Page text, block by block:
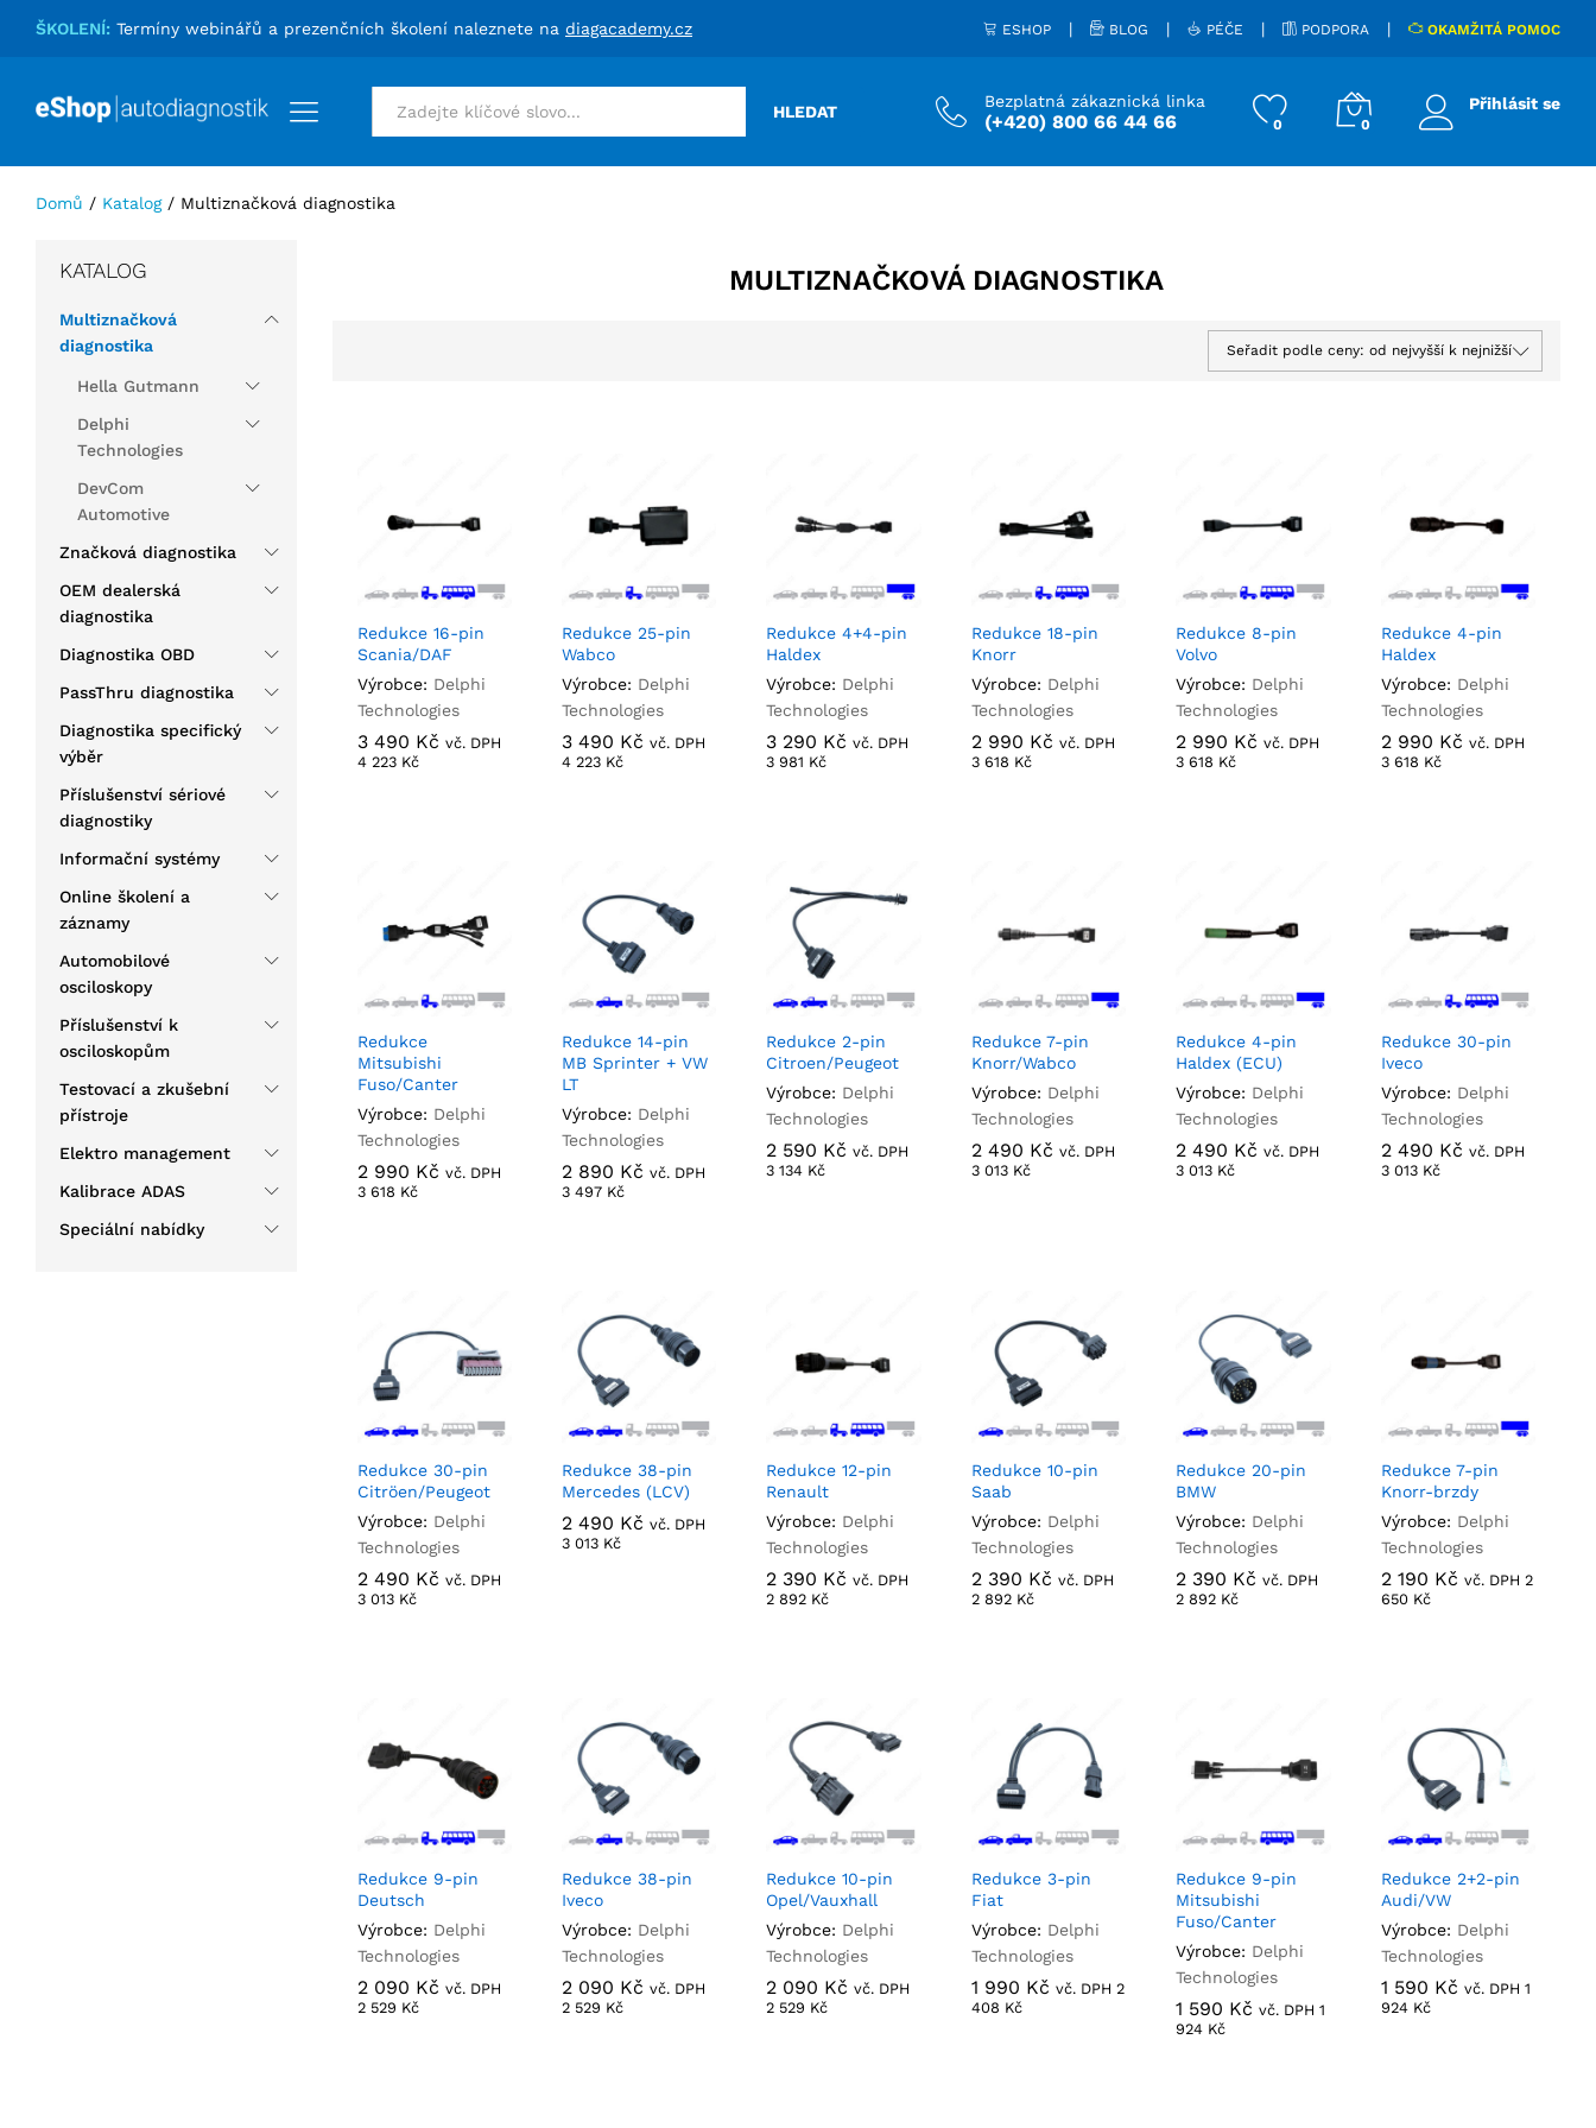
ŠKOLENÍ: Termíny webinářů a prezenčních školení naleznete na diagacademy.cz ESHOP | BLOG | PÉČE | PODPORA | OKAMŽITÁ POMOC
Vše HLEDAT
Bezplatná zákaznická linka
(+420) 800 66 44 66 0 0
Přihlásit se
Domů / Katalog / Multiznačková diagnostika
MULTIZNAČKOVÁ DIAGNOSTIKA
Seřadit podle ceny: od nejvyšší k nejnižší
Redukce 16-pin
Scania/DAF
Výrobce: Delphi
Technologies
3 490 Kč vč. DPH
4 223 Kč
3 490 Kč
4 223 Kč
Redukce 25-pin
Wabco
Výrobce: Delphi
Technologies
3 490 Kč vč. DPH
4 223 Kč
3 490 Kč
4 223 Kč
Redukce 4+4-pin
Haldex
Výrobce: Delphi
Technologies
3 290 Kč vč. DPH
3 981 Kč
3 290 Kč
3 981 Kč
Redukce 18-pin
Knorr
Výrobce: Delphi
Technologies
2 990 Kč vč. DPH
3 618 Kč
2 990 Kč
3 618 Kč
Redukce 8-pin
Volvo
Výrobce: Delphi
Technologies
2 990 Kč vč. DPH
3 618 Kč
2 990 Kč
3 618 Kč
Redukce 4-pin
Haldex
Výrobce: Delphi
Technologies
2 990 Kč vč. DPH
3 618 Kč
2 990 Kč
3 618 Kč
Redukce
Mitsubishi
Fuso/Canter
Výrobce: Delphi
Technologies
2 990 Kč vč. DPH
3 618 Kč
2 990 Kč
3 618 Kč
Redukce 14-pin
MB Sprinter + VW
LT
Výrobce: Delphi
Technologies
2 890 Kč vč. DPH
3 497 Kč
2 890 Kč
3 497 Kč
Redukce 2-pin
Citroen/Peugeot
Výrobce: Delphi
Technologies
2 590 Kč vč. DPH
3 134 Kč
2 590 Kč
3 134 Kč
Redukce 7-pin
Knorr/Wabco
Výrobce: Delphi
Technologies
2 490 Kč vč. DPH
3 013 Kč
2 490 Kč
3 013 Kč
Redukce 4-pin
Haldex (ECU)
Výrobce: Delphi
Technologies
2 490 Kč vč. DPH
3 013 Kč
2 490 Kč
3 013 Kč
Redukce 30-pin
Iveco
Výrobce: Delphi
Technologies
2 490 Kč vč. DPH
3 013 Kč
2 490 Kč
3 013 Kč
Redukce 30-pin
Citröen/Peugeot
Výrobce: Delphi
Technologies
2 490 Kč vč. DPH
3 013 Kč
2 490 Kč
3 013 Kč
Redukce 38-pin
Mercedes (LCV)
2 490 Kč vč. DPH
3 013 Kč
2 490 Kč
3 013 Kč
Redukce 12-pin
Renault
Výrobce: Delphi
Technologies
2 390 Kč vč. DPH
2 892 Kč
2 390 Kč
2 892 Kč
Redukce 10-pin
Saab
Výrobce: Delphi
Technologies
2 390 Kč vč. DPH
2 892 Kč
2 390 Kč
2 892 Kč
Redukce 20-pin
BMW
Výrobce: Delphi
Technologies
2 390 Kč vč. DPH
2 892 Kč
2 390 Kč
2 892 Kč
Redukce 7-pin
Knorr-brzdy
Výrobce: Delphi
Technologies
2 190 Kč vč. DPH 2
650 Kč
2 190 Kč
2
650 Kč
Redukce 9-pin
Deutsch
Výrobce: Delphi
Technologies
2 090 Kč vč. DPH
2 529 Kč
2 090 Kč
2 529 Kč
Redukce 38-pin
Iveco
Výrobce: Delphi
Technologies
2 090 Kč vč. DPH
2 529 Kč
2 090 Kč
2 529 Kč
Redukce 10-pin
Opel/Vauxhall
Výrobce: Delphi
Technologies
2 090 Kč vč. DPH
2 529 Kč
2 090 Kč
2 529 Kč
Redukce 3-pin
Fiat
Výrobce: Delphi
Technologies
1 990 Kč vč. DPH 2
408 Kč
1 990 Kč
2
408 Kč
Redukce 9-pin
Mitsubishi
Fuso/Canter
Výrobce: Delphi
Technologies
1 590 Kč vč. DPH1
924 Kč
1 590 Kč
1
924 Kč
Redukce 2+2-pin
Audi/VW
Výrobce: Delphi
Technologies
1 590 Kč vč. DPH 1
924 Kč
1 590 Kč
1
924 Kč
KATALOG
Multiznačková
diagnostika
Hella Gutmann
Delphi
Technologies
DevCom
Automotive
Značková diagnostika
OEM dealerská
diagnostika
Diagnostika OBD
PassThru diagnostika
Diagnostika specifický
výběr
Příslušenství sériové
diagnostiky
Informační systémy
Online školení a
záznamy
Automobilové
osciloskopy
Příslušenství k
osciloskopům
Testovací a zkušební
přístroje
Elektro management
Kalibrace ADAS
Speciální nabídky